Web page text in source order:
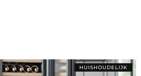
HUISHOUDELIJK